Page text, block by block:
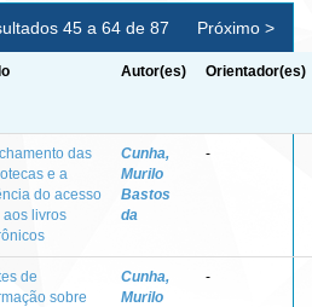
45 a 64 de 87 Próximo >
Autor(es) Orientador(es)
das
e a
do acesso
aos livros
Cunha,
Murilo
Bastos
da
-
de
sobre
Cunha,
Murilo
-